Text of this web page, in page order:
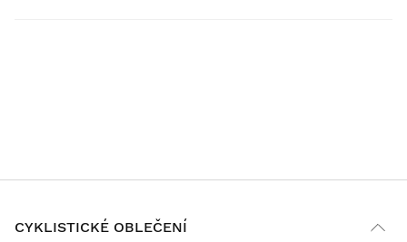
CYKLISTICKÉ OBLEČENÍ